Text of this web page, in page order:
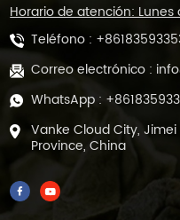
Horario de atención:
Teléfono :
Correo electrónico :
WhatsApp :
Vanke Cloud City,
Province, China